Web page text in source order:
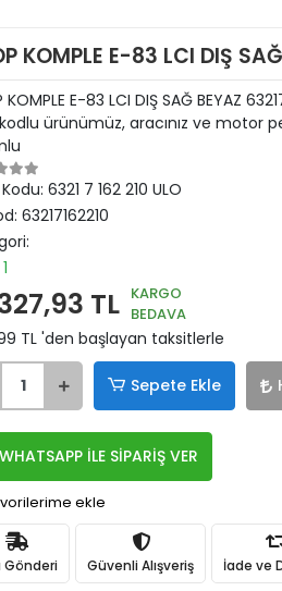
KOMPLE E-83 LCI DIŞ
KOMPLE E-83 LCI DIŞ SAĞ BEYAZ
ürünümüz, aracınız ve motor
6321 7 162 210 ULO
63217162210
1
TL KARGO
BEDAVA
TL 'den başlayan taksitlerle
Sepete Ekle
WHATSAPP İLE SİPARİŞ VER
ekle
Gönderi Güvenli Alışveriş İade ve